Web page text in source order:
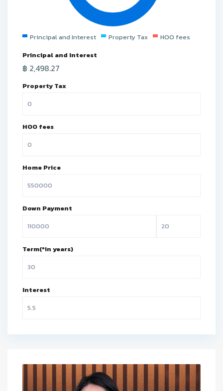
Principal and Interest Property Tax
HOO fees
Principal and Interest
฿ 2,498.27
Property Tax
HOO fees
Home Price
Down Payment
Term(*in years)
Interest